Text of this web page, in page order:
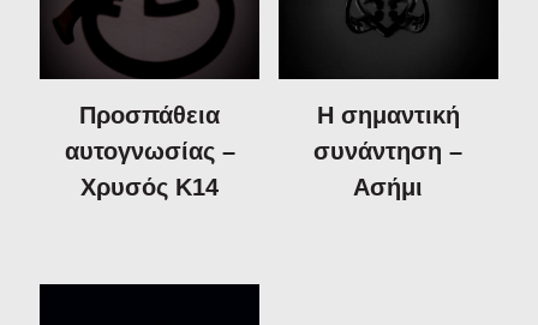
Προσπάθεια
αυτογνωσίας –
Χρυσός Κ14
Η σημαντική
συνάντηση –
Ασήμι